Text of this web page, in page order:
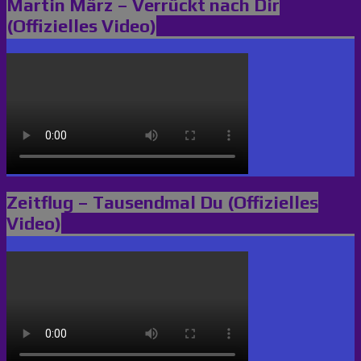
Martin März – Verrückt nach Dir
(Offizielles Video)
Zeitflug – Tausendmal Du (Offizielles
Video)